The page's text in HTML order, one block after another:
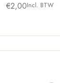
€2,00Incl. BTW